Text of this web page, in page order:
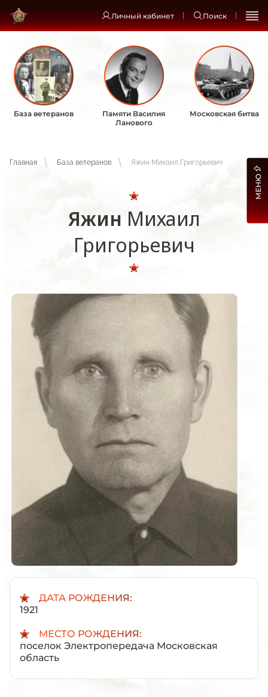
Личный кабинет Поиск
База ветеранов
Памяти Василия
Ланового
Московская битва
Главная База ветеранов Яжин Михаил Григорьевич
Яжин Михаил
Григорьевич
ДАТА РОЖДЕНИЯ:
1921
МЕСТО РОЖДЕНИЯ:
поселок Электропередача Московская
область
МЕНЮ